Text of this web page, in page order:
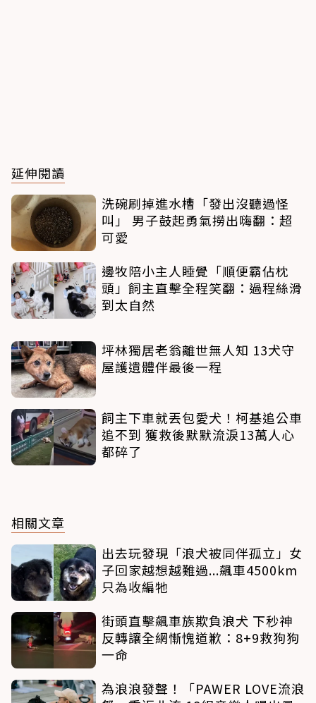
延伸閱讀
洗碗刷掉進水槽「發出沒聽過怪
叫」 男子鼓起勇氣撈出嗨翻：超
可愛
邊牧陪小主人睡覺「順便霸佔枕
頭」飼主直擊全程笑翻：過程絲滑
到太自然
坪林獨居老翁離世無人知 13犬守
屋護遺體伴最後一程
飼主下車就丟包愛犬！柯基追公車
追不到 獲救後默默流淚13萬人心
都碎了
相關文章
出去玩發現「浪犬被同伴孤立」女
子回家越想越難過...飆車4500km
只為收編牠
街頭直擊飆車族欺負浪犬 下秒神
反轉讓全網慚愧道歉：8+9救狗狗
一命
為浪浪發聲！「PAWER LOVE流浪